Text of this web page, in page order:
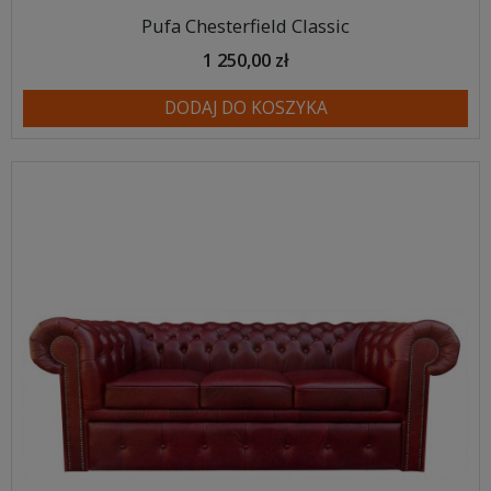
Pufa Chesterfield Classic
1 250,00 zł
DODAJ DO KOSZYKA